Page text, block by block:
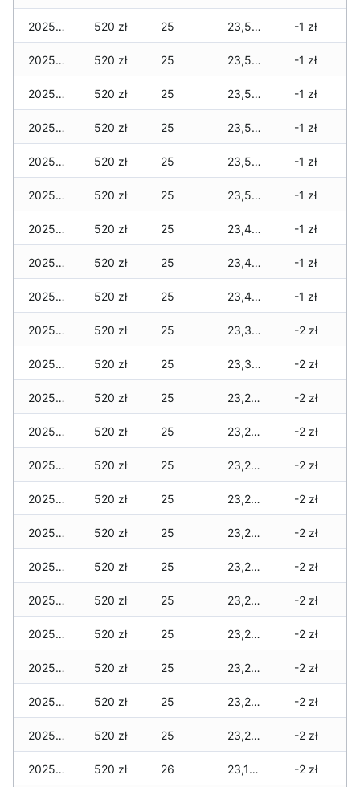
2025-12-12 520 zł 25 23,575 zł -1 zł
2025-12-11 520 zł 25 23,560 zł -1 zł
2025-12-10 520 zł 25 23,560 zł -1 zł
2025-12-09 520 zł 25 23,540 zł -1 zł
2025-12-08 520 zł 25 23,540 zł -1 zł
2025-12-07 520 zł 25 23,525 zł -1 zł
2025-12-06 520 zł 25 23,460 zł -1 zł
2025-12-05 520 zł 25 23,460 zł -1 zł
2025-12-04 520 zł 25 23,460 zł -1 zł
2025-12-03 520 zł 25 23,355 zł -2 zł
2025-12-02 520 zł 25 23,330 zł -2 zł
2025-12-01 520 zł 25 23,295 zł -2 zł
2025-11-30 520 zł 25 23,295 zł -2 zł
2025-11-29 520 zł 25 23,295 zł -2 zł
2025-11-28 520 zł 25 23,295 zł -2 zł
2025-11-27 520 zł 25 23,295 zł -2 zł
2025-11-26 520 zł 25 23,250 zł -2 zł
2025-11-25 520 zł 25 23,250 zł -2 zł
2025-11-24 520 zł 25 23,250 zł -2 zł
2025-11-23 520 zł 25 23,230 zł -2 zł
2025-11-22 520 zł 25 23,205 zł -2 zł
2025-11-21 520 zł 25 23,205 zł -2 zł
2025-11-20 520 zł 26 23,185 zł -2 zł